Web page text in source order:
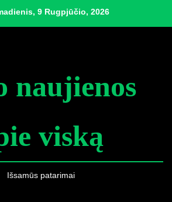
9 Rugpjūčio, 2026
naujienos
viską
Išsamūs patarimai